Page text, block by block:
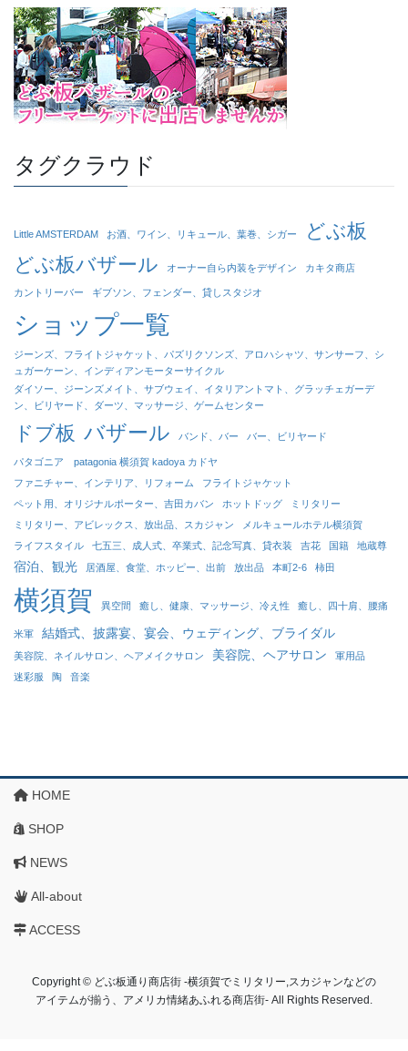
タグクラウド
Little AMSTERDAM お酒、ワイン、リキュール、葉巻、シガー
どぶ板
どぶ板バザール
オーナー自ら内装をデザイン カキタ商店
カントリーバー ギブソン、フェンダー、貸しスタジオ
ショップ一覧
ジーンズ、フライトジャケット、パズリクソンズ、アロハシャツ、サンサーフ、シ
ュガーケーン、インディアンモーターサイクル
ダイソー、ジーンズメイト、サブウェイ、イタリアントマト、グラッチェガーデ
ン、ビリヤード、ダーツ、マッサージ、ゲームセンター
ドブ板 バザール バンド、バー バー、ビリヤード
パタゴニア patagonia 横須賀 kadoya カドヤ
ファニチャー、インテリア、リフォーム
フライトジャケット
ペット用、オリジナルポーター、吉田カバン
ホットドッグ
ミリタリー
ミリタリー、アビレックス、放出品、スカジャン
メルキュールホテル横須賀
ライフスタイル
七五三、成人式、卒業式、記念写真、貸衣装 吉花 国籍 地蔵尊
宿泊、観光 居酒屋、食堂、ホッピー、出前 放出品 本町2-6 柿田
横須賀 異空間 癒し、健康、マッサージ、冷え性 癒し、四十肩、腰痛
米軍 結婚式、披露宴、宴会、ウェディング、ブライダル
美容院、ネイルサロン、ヘアメイクサロン 美容院、ヘアサロン
軍用品
迷彩服
陶 音楽
HOME
SHOP
NEWS
All-about
ACCESS
Copyright © どぶ板通り商店街 ‐横須賀でミリタリー,スカジャンなどの
アイテムが揃う、アメリカ情緒あふれる商店街‐ All Rights Reserved.